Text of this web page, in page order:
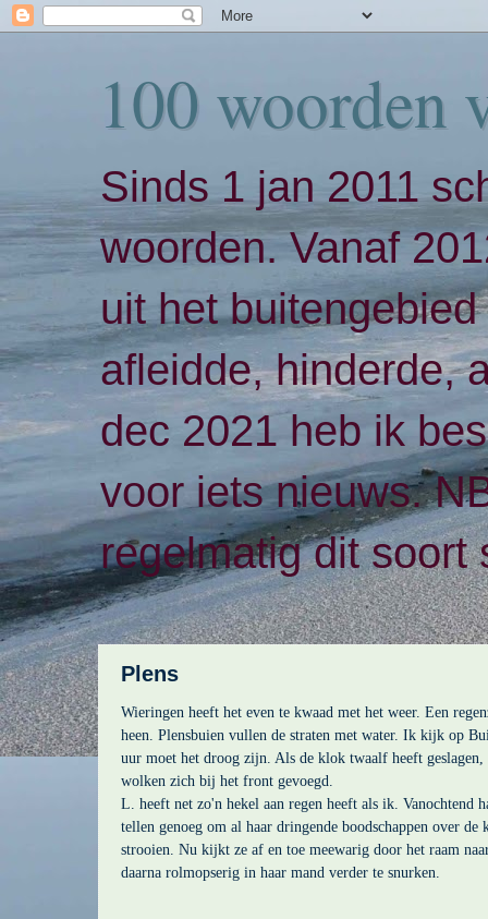
100 woorden
Sinds 1 jan 2011
woorden. Vanaf
uit het
afleidde, hinderde,
dec 2021 heb ik
voor iets nieuws.
regelmatig dit soort
Plens
Wieringen heeft het even te kwaad met het weer. Een
heen. Plensbuien vullen de straten met water. Ik kijk op
uur moet het droog zijn. Als de klok twaalf heeft geslagen,
wolken zich bij het front gevoegd.
L. heeft net zo'n hekel aan regen heeft als ik. Vanochtend
tellen genoeg om al haar dringende boodschappen over de
strooien. Nu kijkt ze af en toe meewarig door het raam
daarna rolmopserig in haar mand verder te snurken.